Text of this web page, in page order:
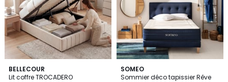
BELLECOUR
Lit coffre TROCADERO
SOMEO
Sommier déco tapissier Rêve